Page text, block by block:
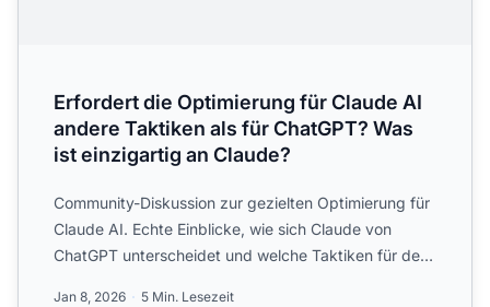
Erfordert die Optimierung für Claude AI
andere Taktiken als für ChatGPT? Was
ist einzigartig an Claude?
Community-Diskussion zur gezielten Optimierung für
Claude AI. Echte Einblicke, wie sich Claude von
ChatGPT unterscheidet und welche Taktiken für den
Jan 8, 2026 5 Min. Lesezeit